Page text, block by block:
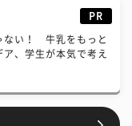
PR
ない！ 牛乳をもっと
ア、学生が本気で考え